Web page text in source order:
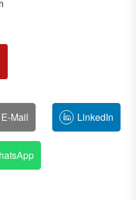
E-Mail LinkedIn